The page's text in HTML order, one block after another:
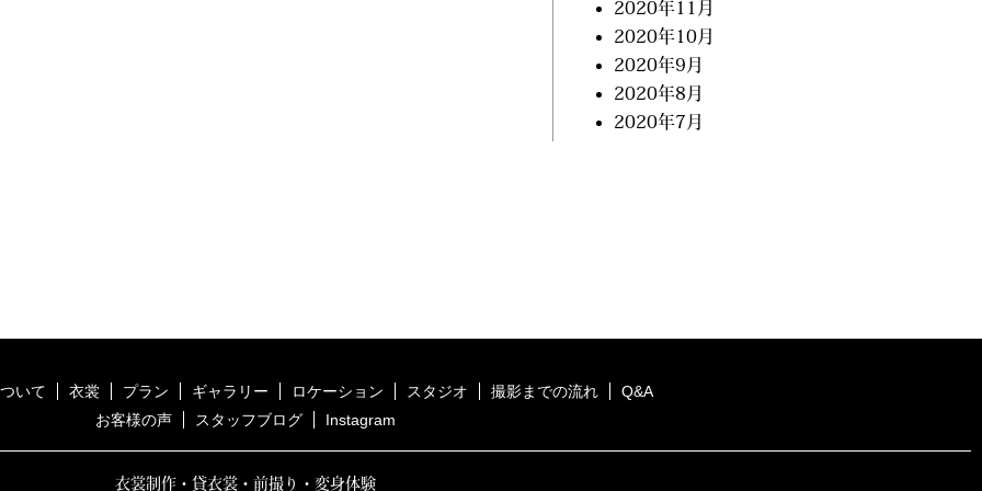
2020年11月
2020年10月
2020年9月
2020年8月
2020年7月
いて 衣裳 プラン ギャラリー ロケーション スタジオ 撮影までの流れ
Q&A
お客様の声
スタッフブログ Instagram
衣裳制作・貸衣裳・前撮り・変身体験